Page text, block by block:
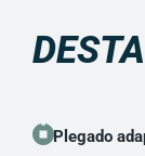
Plegado